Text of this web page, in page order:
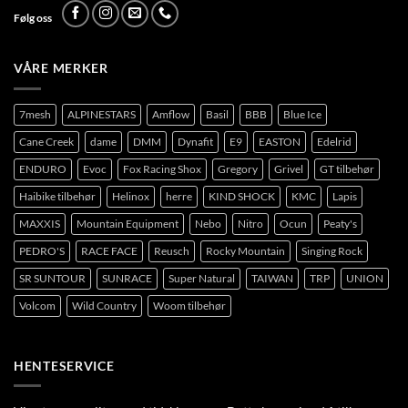
Følg oss
VÅRE MERKER
7mesh ALPINESTARS Amflow Basil BBB Blue Ice
Cane Creek dame DMM Dynafit E9 EASTON Edelrid
ENDURO Evoc Fox Racing Shox Gregory Grivel GT tilbehør
Haibike tilbehør Helinox herre KIND SHOCK KMC Lapis
MAXXIS Mountain Equipment Nebo Nitro Ocun Peaty's
PEDRO'S RACE FACE Reusch Rocky Mountain Singing Rock
SR SUNTOUR SUNRACE Super Natural TAIWAN TRP UNION
Volcom Wild Country Woom tilbehør
HENTESERVICE